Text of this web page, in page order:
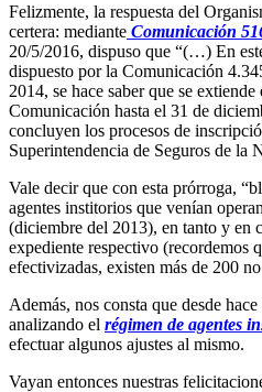
Felizmente, la respuesta del
certera: mediante Comunicación
20/5/2016, dispuso que “(…) En
dispuesto por la Comunicación
2014, se hace saber que se
Comunicación hasta el 31 de
concluyen los procesos de
Superintendencia de Seguros de la
Vale decir que con esta prórroga,
agentes institorios que venían
(diciembre del 2013), en tanto y en
expediente respectivo (recordemos
efectivizadas, existen más de 200
Además, nos consta que desde
analizando el régimen de agentes
efectuar algunos ajustes al mismo.
Vayan entonces nuestras